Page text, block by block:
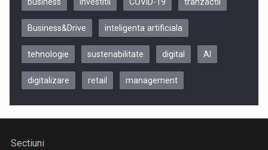
Be Inspired. Make it Happen!, CLUJ, 9 Decembrie
Business&Drive inteligenta artificiala
tehnologie sustenabilitate digital AI
digitalizare retail management
Sectiuni